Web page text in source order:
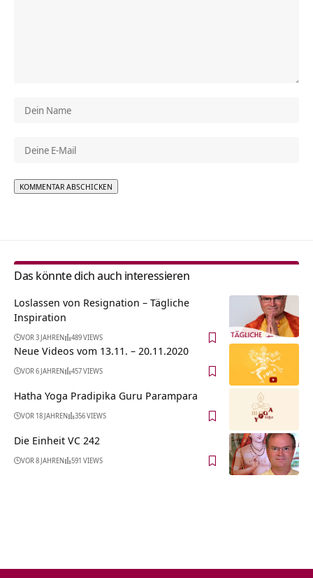
Das könnte dich auch interessieren
Loslassen von Resignation – Tägliche
Inspiration
VOR 3 JAHREN 489 VIEWS
Neue Videos vom 13.11. – 20.11.2020
VOR 6 JAHREN 457 VIEWS
Hatha Yoga Pradipika Guru Parampara
VOR 18 JAHREN 356 VIEWS
Die Einheit VC 242
VOR 8 JAHREN 591 VIEWS